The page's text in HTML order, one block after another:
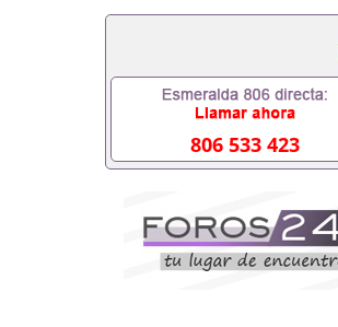
可以办学历认证吗
吗551190476入职国企/事
怎么办, 毕业证丢了怎么
挂科而没有正常毕业
致回国得不到教育部认证
办,怎么办理本科/研究生
哪里可以买国外文凭
怎么办理 外假毕业证
能查出来吗551190476假
业证QQ微信551190476国
外壳定制QQ微信
806 533 423